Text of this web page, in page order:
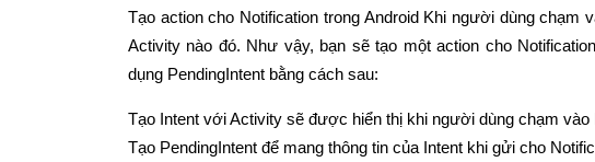
Tạo action cho Notification trong Android Khi người dùng chạm
Activity nào đó. Như vậy, bạn sẽ tạo một action cho
dụng PendingIntent bằng cách sau:
Tạo Intent với Activity sẽ được hiển thị khi người dùng chạm vào
Tạo PendingIntent để mang thông tin của Intent khi gửi cho